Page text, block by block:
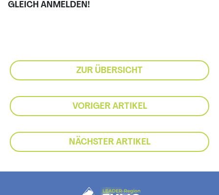
GLEICH ANMELDEN!
ZUR ÜBERSICHT
VORIGER ARTIKEL
NÄCHSTER ARTIKEL